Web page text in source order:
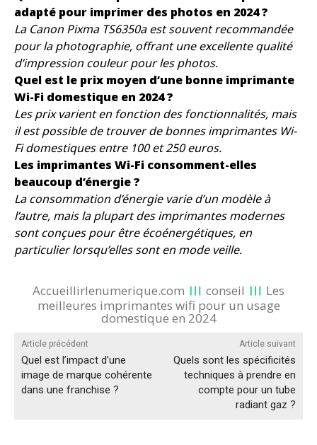
adapté pour imprimer des photos en 2024 ?
La Canon Pixma TS6350a est souvent recommandée
pour la photographie, offrant une excellente qualité
d’impression couleur pour les photos.
Quel est le prix moyen d’une bonne imprimante
Wi-Fi domestique en 2024 ?
Les prix varient en fonction des fonctionnalités, mais
il est possible de trouver de bonnes imprimantes Wi-
Fi domestiques entre 100 et 250 euros.
Les imprimantes Wi-Fi consomment-elles
beaucoup d’énergie ?
La consommation d’énergie varie d’un modèle à
l’autre, mais la plupart des imprimantes modernes
sont conçues pour être écoénergétiques, en
particulier lorsqu’elles sont en mode veille.
Accueillirlenumerique.com conseil
Les
meilleures imprimantes wifi pour un usage
domestique en 2024
Article précédent
Quel est l’impact d’une
image de marque cohérente
dans une franchise ?
Article suivant
Quels sont les spécificités
techniques à prendre en
compte pour un tube
radiant gaz ?